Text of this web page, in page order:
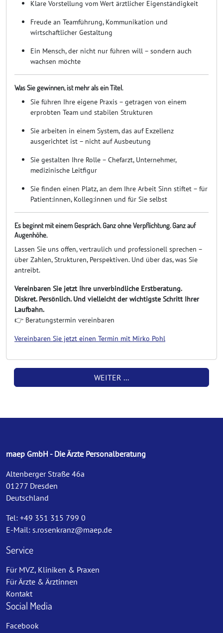
Klare Vorstellung vom Wert ärztlicher Eigenständigkeit
Freude an Teamführung, Kommunikation und
wirtschaftlicher Gestaltung
Ein Mensch, der nicht nur führen will – sondern auch
wachsen möchte
Was Sie gewinnen, ist mehr als ein Titel.
Sie führen Ihre eigene Praxis – getragen von einem
erprobten Team und stabilen Strukturen
Sie arbeiten in einem System, das auf Exzellenz
ausgerichtet ist – nicht auf Ausbeutung
Sie gestalten Ihre Rolle – Chefarzt, Unternehmer,
medizinische Leitfigur
Sie finden einen Platz, an dem Ihre Arbeit Sinn stiftet – für
Patient:innen, Kolleg:innen und für Sie selbst
Es beginnt mit einem Gespräch. Ganz ohne Verpflichtung. Ganz auf
Augenhöhe.
Lassen Sie uns offen, vertraulich und professionell sprechen –
über Zahlen, Strukturen, Perspektiven. Und über das, was Sie
antreibt.
Vereinbaren Sie jetzt Ihre unverbindliche Erstberatung.
Diskret. Persönlich. Und vielleicht der wichtigste Schritt Ihrer
Laufbahn.
👉 Beratungstermin vereinbaren
Vereinbaren Sie jetzt einen Termin mit Mirko Pohl
WEITER ...
maep GmbH - Die Ärzte Personalberatung
Altenberger Straße 46a
01277 Dresden
Deutschland
Tel: +49 351 315 799 0
E-Mail: s.rosenkranz@maep.de
Service
Für MVZ, Kliniken & Praxen
Für Ärzte & Ärztinnen
Kontakt
Social Media
Facebook